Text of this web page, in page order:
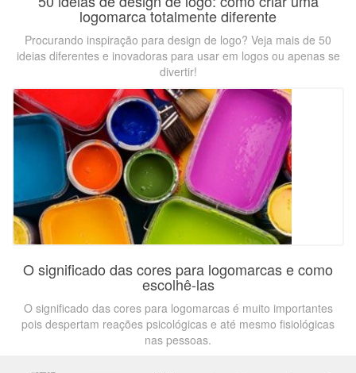
logomarca totalmente diferente
Procurando inspiração para design de logo? Veja mais de 50
ideias diferentes e inovadoras para usar em logos ou apenas se
divertir!
O significado das cores para logomarcas e como
escolhê-las
O significado das cores para logomarcas é muito importantes
pois despertam reações psicológicas e até mesmo fisiológicas
nas pessoas.